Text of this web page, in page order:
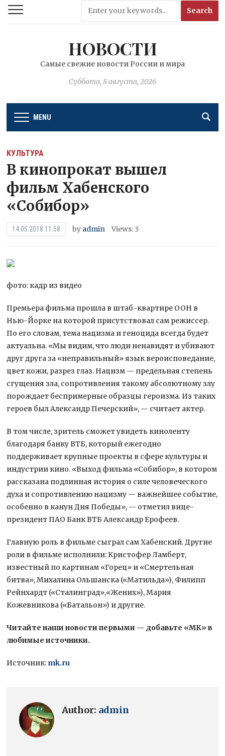
НОВОСТИ
Самые свежие новости России и мира
Суббота, 8 августа, 2026
MENU
КУЛЬТУРА
В кинопрокат вышел
фильм Хабенского
«Собибор»
14.05.2018 11:58 by admin Views: 3
фото: кадр из видео
Премьера фильма прошла в штаб-квартире ООН в
Нью-Йорке на которой присутствовал сам режиссер.
По его словам, тема нацизма и геноцида всегда будет
актуальна. «Мы видим, что люди ненавидят и убивают
друг друга за «неправильный» языквероисповедание,
цвет кожи, разрез глаз. Нацизм — предельная степень
сгущения зла, сопротивления такому абсолютному злу
порождает беспримерные образцы героизма. Из таких
героев был Александр Печерский», — считает актер.
В том числе, зритель сможет увидеть киноленту
благодаря банку ВТБ, который ежегодно
поддерживает крупные проекты в сфере культуры и
индустрии кино. «Выход фильма «Собибор», в котором
рассказана подлинная история о силе человеческого
духа и сопротивлению нацизму — важнейшее событие,
особенно в канун Дня Победы», — отметил вице-
президент ПАО Банк ВТБ Александр Ерофеев.
Главную роль в фильме сыграл сам Хабенский. Другие
роли в фильме исполнили: Кристофер Ламберт,
известный по картинам «Горец» и «Смертельная
битва», Михалина Ольшанска («Матильда»), Филипп
Рейнхардт («Сталинград»,«Жених»), Мария
Кожевникова («Батальон») и другие.
Читайте наши новости первыми — добавьте «МК» в
любимые источники.
Источник: mk.ru
Author: admin